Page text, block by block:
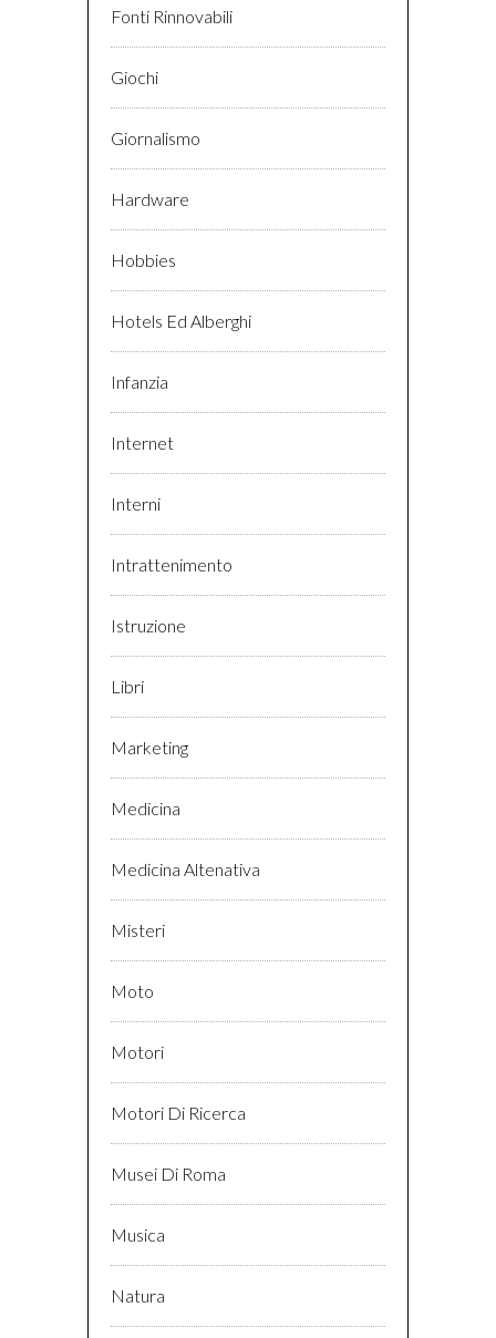
Fonti Rinnovabili
Giochi
Giornalismo
Hardware
Hobbies
Hotels Ed Alberghi
Infanzia
Internet
Interni
Intrattenimento
Istruzione
Libri
Marketing
Medicina
Medicina Altenativa
Misteri
Moto
Motori
Motori Di Ricerca
Musei Di Roma
Musica
Natura